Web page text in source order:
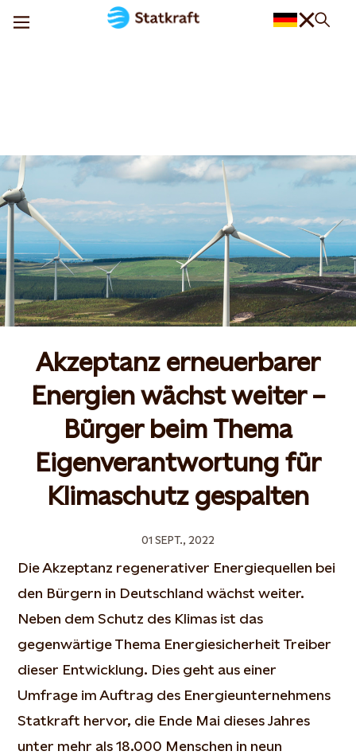
Akzeptanz erneuerbarer
Energien wächst weiter –
Bürger beim Thema
Eigenverantwortung für
Klimaschutz gespalten
01 SEPT., 2022
Die Akzeptanz regenerativer Energiequellen bei
den Bürgern in Deutschland wächst weiter.
Neben dem Schutz des Klimas ist das
gegenwärtige Thema Energiesicherheit Treiber
dieser Entwicklung. Dies geht aus einer
Umfrage im Auftrag des Energieunternehmens
Statkraft hervor, die Ende Mai dieses Jahres
unter mehr als 18.000 Menschen in neun